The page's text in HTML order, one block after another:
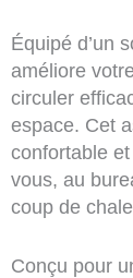
Équipé d’un
améliore
circuler
espace. Cet
confortable
vous, au
coup de
Conçu pour